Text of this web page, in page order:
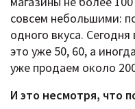
совсем небольшими:
одного вкуса.
это уже 50, 60, а
уже продаем около
И это несмотря, что